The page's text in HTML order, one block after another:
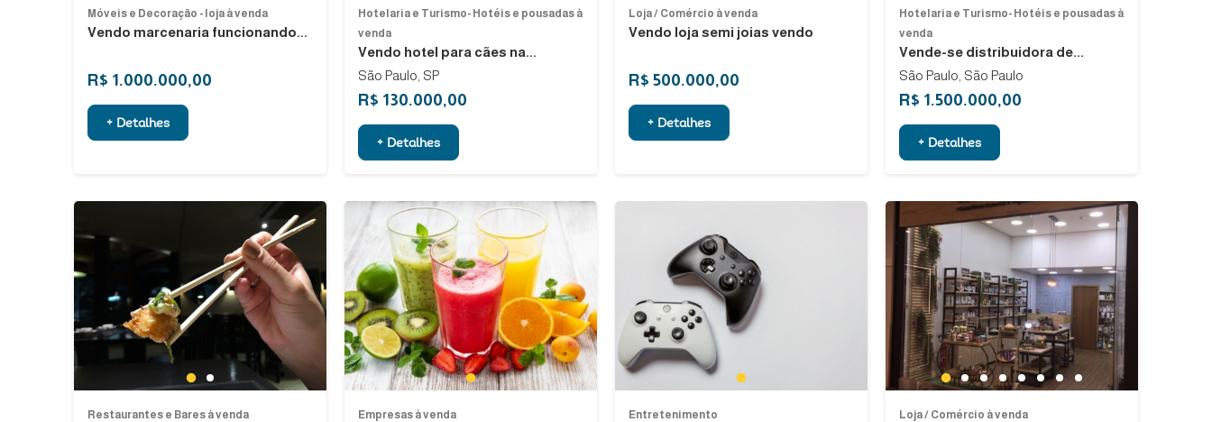
Móveis e Decoração - loja à venda
Vendo marcenaria funcionando...
R$ 1.000.000,00
+ Detalhes
Hotelaria e Turismo- Hotéis e pousadas à
venda
Vendo hotel para cães na...
São Paulo, SP
R$ 130.000,00
+ Detalhes
Loja / Comércio à venda
Vendo loja semi joias vendo
R$ 500.000,00
+ Detalhes
Hotelaria e Turismo- Hotéis e pousadas à
venda
Vende-se distribuidora de...
São Paulo, São Paulo
R$ 1.500.000,00
+ Detalhes
Next
1 2
Restaurantes e Bares à venda
1
Empresas à venda
1
Entretenimento
1 2 3 4 5 6 7 8
Loja / Comércio à venda